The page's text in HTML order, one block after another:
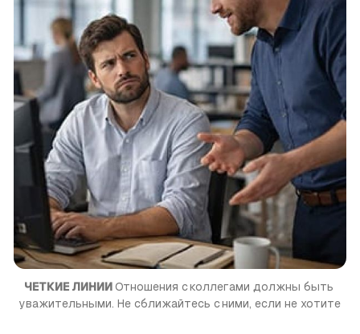
ЧЕТКИЕ ЛИНИИ Отношения с коллегами должны быть
уважительными. Не сближайтесь с ними, если не хотите